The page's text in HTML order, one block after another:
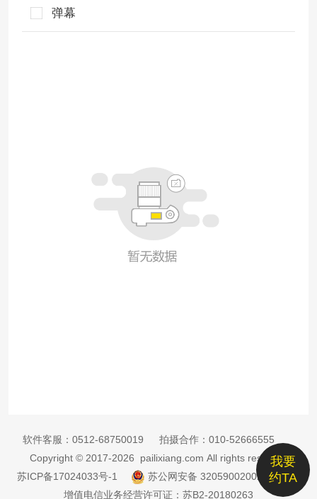
弹幕
我要
约TA
软件客服： 0512-68750019 拍摄合作： 010-52666555
Copyright © 2017-2026 pailixiang.com All rights reserved
苏ICP备17024033号-1
苏公网安备 32059002002885号
增值电信业务经营许可证：苏B2-20180263